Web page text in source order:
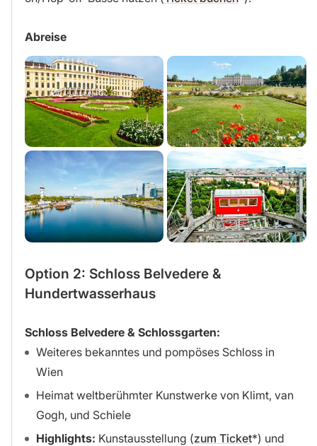
Abreise
Option 2: Schloss Belvedere &
Hundertwasserhaus
Schloss Belvedere & Schlossgarten:
Weiteres bekanntes und pompöses Schloss in
Wien
Heimat weltberühmter Kunstwerke von Klimt, van
Gogh, und Schiele
Highlights: Kunstausstellung (zum Ticket ) und